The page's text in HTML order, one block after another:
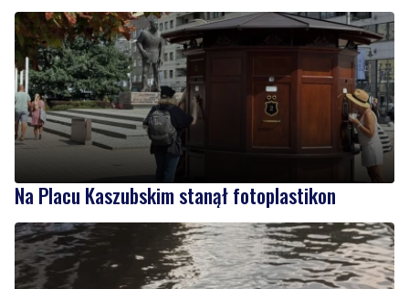
Na Placu Kaszubskim stanął fotoplastikon